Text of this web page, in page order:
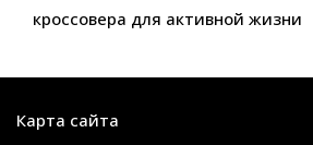
кроссовера для активной жизни
Карта сайта